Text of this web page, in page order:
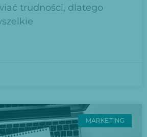
trudności, dlatego
MARKETING